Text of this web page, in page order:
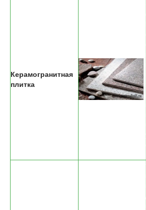
Керамогранитная
плитка